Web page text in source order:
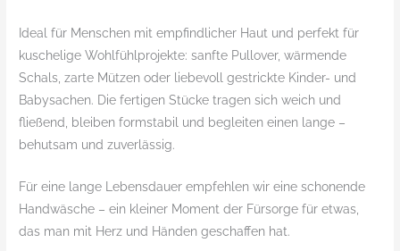
Ideal für Menschen mit empfindlicher Haut und perfekt für
kuschelige Wohlfühlprojekte: sanfte Pullover, wärmende
Schals, zarte Mützen oder liebevoll gestrickte Kinder- und
Babysachen. Die fertigen Stücke tragen sich weich und
fließend, bleiben formstabil und begleiten einen lange –
behutsam und zuverlässig.
Für eine lange Lebensdauer empfehlen wir eine schonende
Handwäsche – ein kleiner Moment der Fürsorge für etwas,
das man mit Herz und Händen geschaffen hat.